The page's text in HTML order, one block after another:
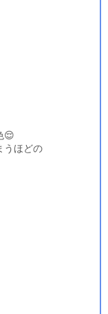
😌
うほどの